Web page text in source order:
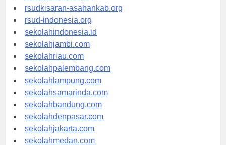
rsud-natunakab.org
rsudkisaran-asahankab.org
rsud-indonesia.org
sekolahindonesia.id
sekolahjambi.com
sekolahriau.com
sekolahpalembang.com
sekolahlampung.com
sekolahsamarinda.com
sekolahbandung.com
sekolahdenpasar.com
sekolahjakarta.com